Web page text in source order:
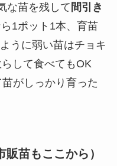
な苗を残して 間引き
1ポット1本、育苗
うに弱い苗はチョキ
して食べてもOK
がしっかり育った
苗もここから）